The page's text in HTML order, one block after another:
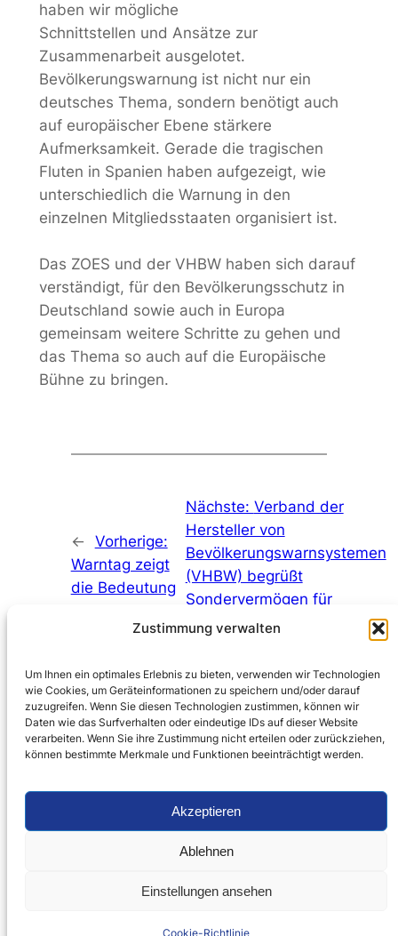
Zustimmung verwalten
Um Ihnen ein optimales Erlebnis zu bieten, verwenden wir Technologien
wie Cookies, um Geräteinformationen zu speichern und/oder darauf
zuzugreifen. Wenn Sie diesen Technologien zustimmen, können wir
Daten wie das Surfverhalten oder eindeutige IDs auf dieser Website
verarbeiten. Wenn Sie ihre Zustimmung nicht erteilen oder zurückziehen,
können bestimmte Merkmale und Funktionen beeinträchtigt werden.
Akzeptieren
Ablehnen
Einstellungen ansehen
Cookie-Richtlinie
haben wir mögliche
Schnittstellen und Ansätze zur
Zusammenarbeit ausgelotet.
Bevölkerungswarnung ist nicht nur ein
deutsches Thema, sondern benötigt auch
auf europäischer Ebene stärkere
Aufmerksamkeit. Gerade die tragischen
Fluten in Spanien haben aufgezeigt, wie
unterschiedlich die Warnung in den
einzelnen Mitgliedsstaaten organisiert ist.
Das ZOES und der VHBW haben sich darauf
verständigt, für den Bevölkerungsschutz in
Deutschland sowie auch in Europa
gemeinsam weitere Schritte zu gehen und
das Thema so auch auf die Europäische
Bühne zu bringen.
←
Vorherige:
Warntag zeigt
die Bedeutung
unverzichtbares
Nächste: Verband der
Hersteller von
Bevölkerungswarnsystemen
(VHBW) begrüßt
Sondervermögen für
Investitionen in den
fordert umfassende
Maßnahmen →
Datenschutzerklärung